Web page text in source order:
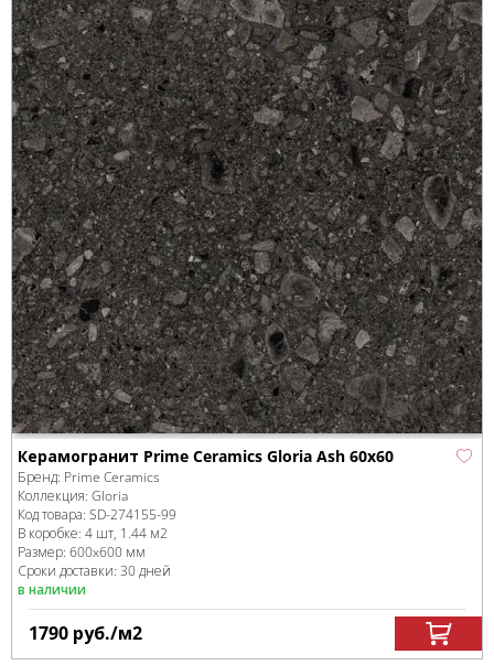
Керамогранит Prime Ceramics Gloria Ash 60x60
Бренд: Prime Ceramics
Коллекция: Gloria
Код товара: SD-274155-99
В коробке: 4 шт, 1.44 м2
Размер: 600x600 мм
Сроки доставки: 30 дней
в наличии
1790 руб./м2